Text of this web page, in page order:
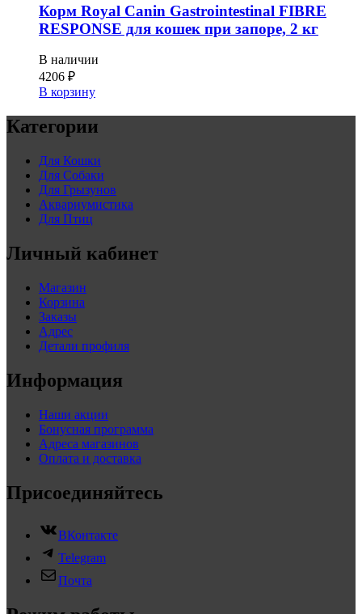
Корм Royal Canin Gastrointestinal FIBRE
RESPONSE для кошек при запоре, 2 кг
В наличии
4206 ₽
В корзину
Категории
Для Кошки
Для Собаки
Для Грызунов
Аквариумистика
Для Птиц
Личный кабинет
Магазин
Корзина
Заказы
Адрес
Детали профиля
Информация
Наши акции
Бонусная программа
Адреса магазинов
Оплата и доставка
Присоединяйтесь
ВКонтакте
Telegram
Почта